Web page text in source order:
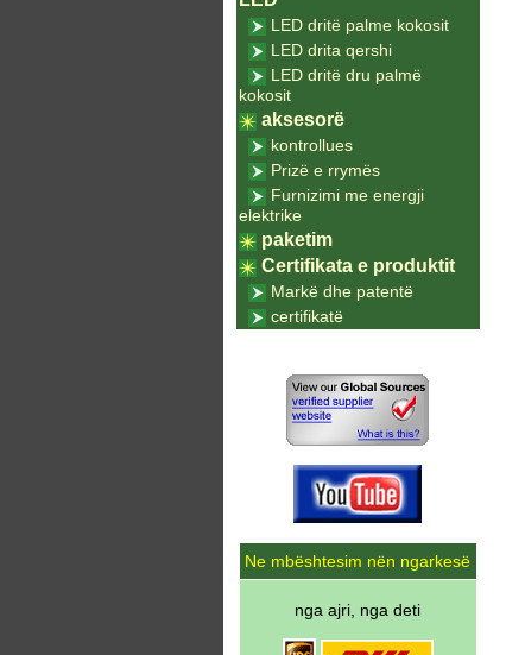
LED dritë palme kokosit
LED drita qershi
LED dritë dru palmë
kokosit
aksesorë
kontrollues
Prizë e rrymës
Furnizimi me energji
elektrike
paketim
Certifikata e produktit
Markë dhe patentë
certifikatë
Ne mbështesim nën ngarkesë
nga ajri, nga deti